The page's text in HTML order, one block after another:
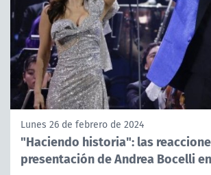
Lunes 26 de febrero de 2024
"Haciendo historia": las
presentación de Andrea Bocelli